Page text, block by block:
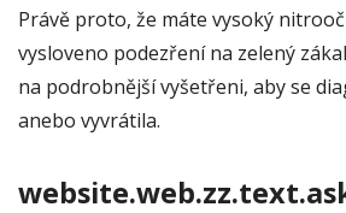
Právě proto, že máte vysoký
vysloveno podezření na zelený
na podrobnější vyšetřeni, aby se
anebo vyvrátila.